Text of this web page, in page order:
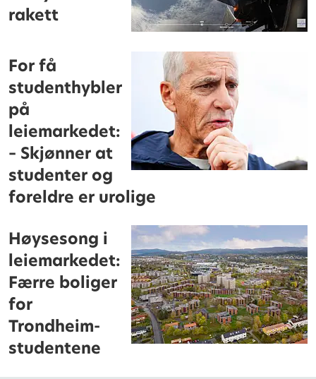
rakett
For få
studenthybler
på
leiemarkedet:
– Skjønner at
studenter og
foreldre er urolige
Høysesong i
leiemarkedet:
Færre boliger
for
Trondheim-
studentene